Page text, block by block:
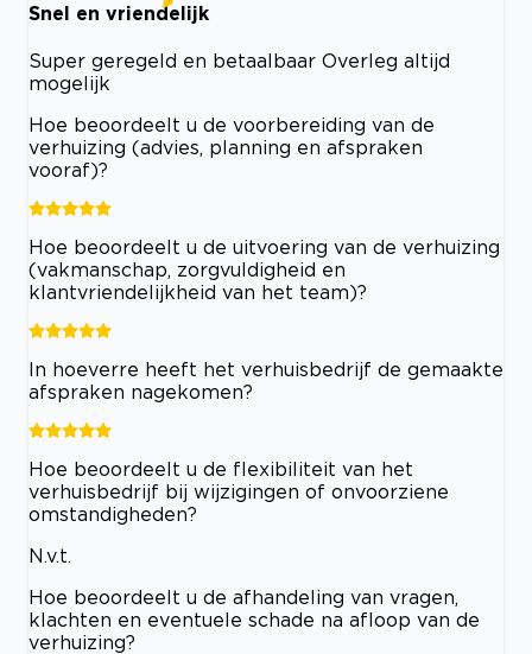
Snel en vriendelijk
Super geregeld en betaalbaar Overleg altijd
mogelijk
Hoe beoordeelt u de voorbereiding van de
verhuizing (advies, planning en afspraken
vooraf)?
Hoe beoordeelt u de uitvoering van de verhuizing
(vakmanschap, zorgvuldigheid en
klantvriendelijkheid van het team)?
In hoeverre heeft het verhuisbedrijf de gemaakte
afspraken nagekomen?
Hoe beoordeelt u de flexibiliteit van het
verhuisbedrijf bij wijzigingen of onvoorziene
omstandigheden?
N.v.t.
Hoe beoordeelt u de afhandeling van vragen,
klachten en eventuele schade na afloop van de
verhuizing?